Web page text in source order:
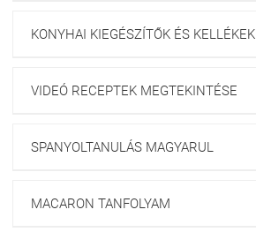
KONYHAI KIEGÉSZÍTŐK ÉS KELLÉKEK
VIDEÓ RECEPTEK MEGTEKINTÉSE
SPANYOLTANULÁS MAGYARUL
MACARON TANFOLYAM